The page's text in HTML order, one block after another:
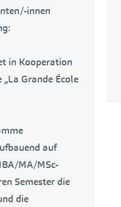
innen
in Kooperation
Grande École
auf
MA/MSc-
Semester die
die